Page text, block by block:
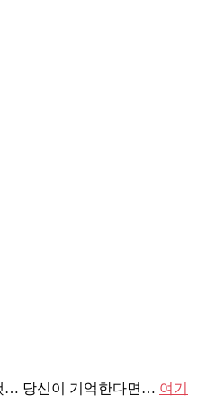
… 당신이 기억한다면… 여기